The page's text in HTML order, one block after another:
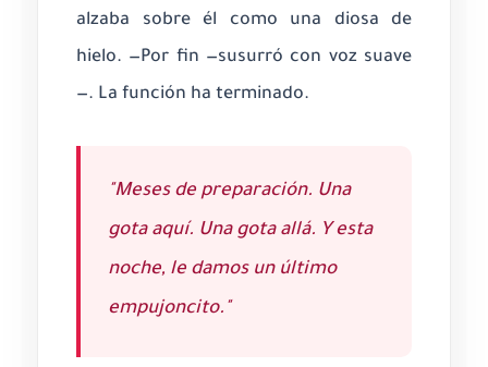
alzaba sobre él como una diosa de
hielo. —Por fin —susurró con voz suave
—. La función ha terminado.
"Meses de preparación. Una
gota aquí. Una gota allá. Y esta
noche, le damos un último
empujoncito."